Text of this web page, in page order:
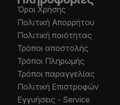
Όροι Χρήσης
Πολιτική Απορρήτου
Πολιτική ποιότητας
Τρόποι αποστολής
Τρόποι Πληρωμής
Τρόποι παραγγελίας
Πολιτική Επιστροφών
Εγγυήσεις - Service